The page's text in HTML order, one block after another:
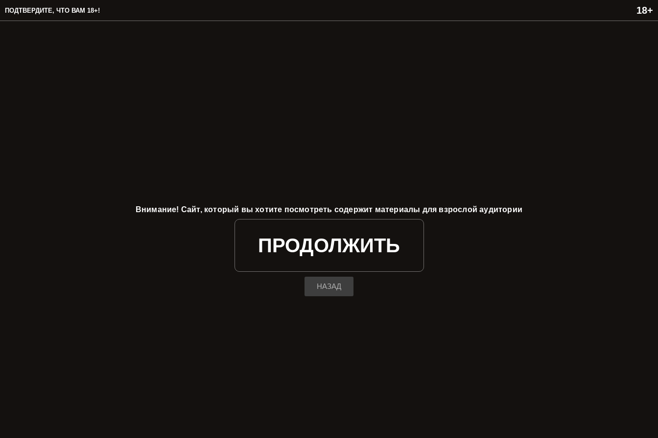
ПОДТВЕРДИТЕ, ЧТО ВАМ 18+!
Внимание! Сайт, который вы хотите посмотреть содержит материалы для взрослой аудитории
ПРОДОЛЖИТЬ
НАЗАД